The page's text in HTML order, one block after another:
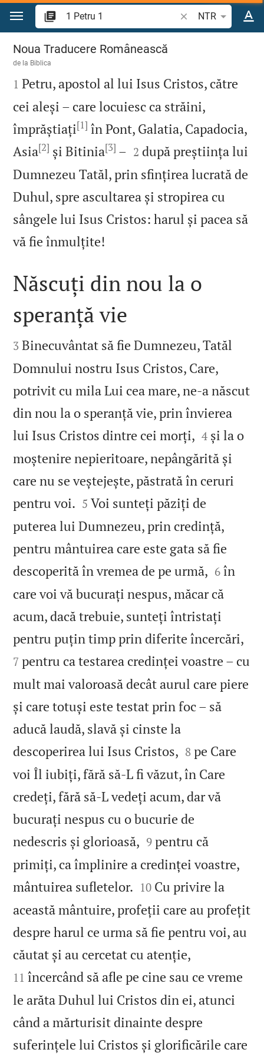
Sari la conținut
Căutați un verset
NTR
1 Petru 1
Noua Traducere Românească
de la Biblica

1 Petru, apostol al lui Isus Cristos, către
cei aleși – care locuiesc ca străini,
împrăștiați[1] în Pont, Galatia, Capadocia,
Asia[2] și Bitinia[3] – 

2 după preștiința lui
Dumnezeu Tatăl, prin sfințirea lucrată de
Duhul, spre ascultarea și stropirea cu
sângele lui Isus Cristos: harul și pacea să
vă fie înmulțite!

Născuți din nou la o
speranță vie

3 Binecuvântat să fie Dumnezeu, Tatăl
Domnului nostru Isus Cristos, Care,
potrivit cu mila Lui cea mare, ne‑a născut
din nou la o speranță vie, prin învierea
lui Isus Cristos dintre cei morți, 

4 și la o
moștenire nepieritoare, nepângărită și
care nu se veștejește, păstrată în ceruri
pentru voi. 

5 Voi sunteți păziți de
puterea lui Dumnezeu, prin credință,
pentru mântuirea care este gata să fie
descoperită în vremea de pe urmă, 

6 în
care voi vă bucurați nespus, măcar că
acum, dacă trebuie, sunteți întristați
pentru puțin timp prin diferite încercări,
7 pentru ca testarea credinței voastre – cu
mult mai valoroasă decât aurul care piere
și care totuși este testat prin foc – să
aducă laudă, slavă și cinste la
descoperirea lui Isus Cristos, 

8 pe Care
voi Îl iubiți, fără să‑L fi văzut, în Care
credeți, fără să‑L vedeți acum, dar vă
bucurați nespus cu o bucurie de
nedescris și glorioasă, 

9 pentru că
primiți, ca împlinire a credinței voastre,
mântuirea sufletelor. 

10 Cu privire la
această mântuire, profeții care au profețit
despre harul ce urma să fie pentru voi, au
căutat și au cercetat cu atenție,
11 încercând să afle pe cine sau ce vreme
le arăta Duhul lui Cristos din ei, atunci
când a mărturisit dinainte despre
suferințele lui Cristos și glorificările care